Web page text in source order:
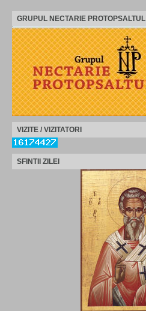
GRUPUL NECTARIE PROTOPSALTUL
VIZITE / VIZITATORI
SFINTII ZILEI